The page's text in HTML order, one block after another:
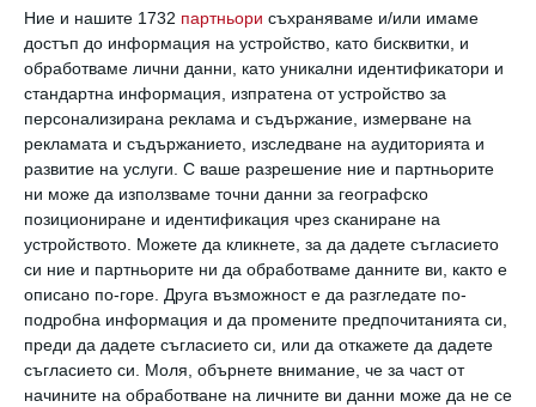
Ние и нашите 1732 партньори съхраняваме и/или имаме
достъп до информация на устройство, като бисквитки, и
обработваме лични данни, като уникални идентификатори и
стандартна информация, изпратена от устройство за
персонализирана реклама и съдържание, измерване на
рекламата и съдържанието, изследване на аудиторията и
развитие на услуги. С ваше разрешение ние и партньорите
ни може да използваме точни данни за географско
позициониране и идентификация чрез сканиране на
устройството. Можете да кликнете, за да дадете съгласието
си ние и партньорите ни да обработваме данните ви, както е
описано по-горе. Друга възможност е да разгледате по-
подробна информация и да промените предпочитанията си,
преди да дадете съгласието си, или да откажете да дадете
съгласието си. Моля, обърнете внимание, че за част от
начините на обработване на личните ви данни може да не се
За дъщерите си Мерил Стрийп каза
неотдавна: „Те ми помогнаха да спра да се
притеснявам за външния си вид през
годините. Изгубих толкова много години да
мисля, че не съм достатъчно красива и защо
нямам тялото на Джесика Ланг или нечии
други крака? Каква загуба на време...“
Убедени сме: ролята на баба също ѝ отива!
Марина Атанасова